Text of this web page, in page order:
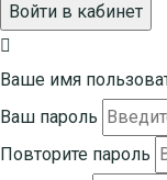
Войти в кабинет
Ваше имя
Ваш пароль
Повторите пароль